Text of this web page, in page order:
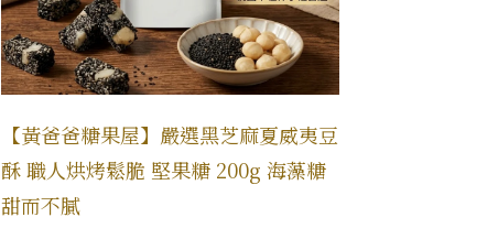
【黃爸爸糖果屋】嚴選黑芝麻夏威夷豆
酥 職人烘烤鬆脆 堅果糖 200g 海藻糖
甜而不膩